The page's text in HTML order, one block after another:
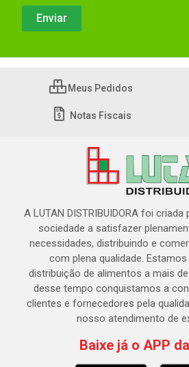
Meus Pedidos
Notas Fiscais
A LUTAN DISTRIBUIDORA foi
sociedade a satisfazer
necessidades, distribuindo e
com plena qualidade.
distribuição de alimentos a mais
desse tempo conquistamos a
clientes e fornecedores pela
nosso atendimento de
Baixe já o APP